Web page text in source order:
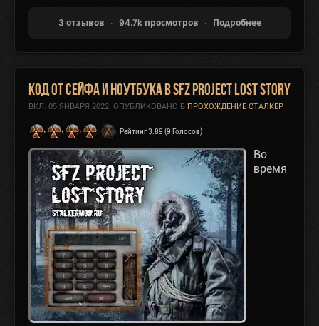
3 отзывов 94.7k просмотров Подробнее
Код от сейфа и ноутбука в SFZ Project Lost Story
ВКЛ. 05 ЯНВАРЯ 2022. ОПУБЛИКОВАНО В ПРОХОЖДЕНИЕ СТАЛКЕР
Рейтинг 3.89 (9 Голосов)
Во
время